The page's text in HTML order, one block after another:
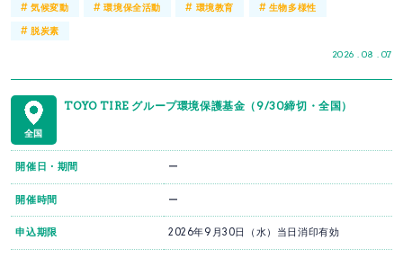
2026 . 08 . 07
#気候変動 #環境保全活動 # 環境教育 # 生物多様性
#脱炭素
全国
TOYO TIRE グループ環境保護基金（9/30締切・全国）
開催日・期間 ー
開催時間 ー
申込期限 2026年9月30日（水）当日消印有効